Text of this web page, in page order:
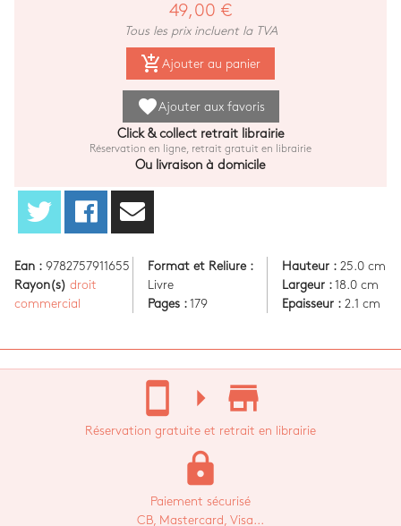
49,00 €
Tous les prix incluent la TVA
add_shopping_cart Ajouter au panier
favoriteAjouter aux favoris
Click & collect retrait librairie
Réservation en ligne, retrait gratuit en librairie
Ou livraison à domicile
Ean : 9782757911655
Rayon(s) droit
commercial
Format et Reliure :
Livre
Pages : 179
Hauteur :25.0 cm
Largeur :18.0 cm
Epaisseur :2.1 cm
stay_current_portrait arrow_right store_mall_directory
Réservation gratuite et retrait en librairie
lock
Paiement sécurisé
CB, Mastercard, Visa...